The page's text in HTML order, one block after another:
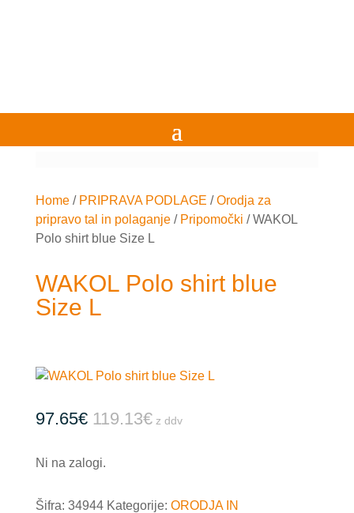
Home/ PRIPRAVA PODLAGE /Orodja za
pripravo tal in polaganje/ Pripomočki /WAKOL
Polo shirt blue Size L
WAKOL Polo shirt blue
Size L
97.65€ 119.13€z ddv
Ni na zalogi.
Šifra: 34944 Kategorije: ORODJA IN